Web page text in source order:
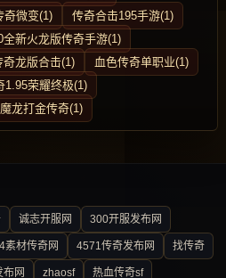
奇微变(1)
传奇合击195手游(1)
全新火龙版传奇手游(1)
奇龙版合击(1)
血色传奇单职业(1)
1.95荣耀终极(1)
龙打金传奇(1)
诚志开服网 300开服发布网
素材传奇网 4571传奇发布网 找传奇
布网 zhaosf 热血传奇sf